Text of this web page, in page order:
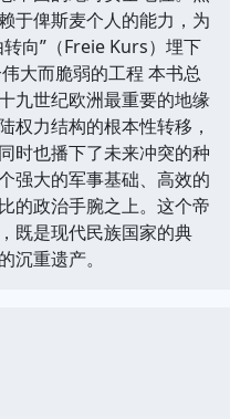
于俾斯麦个人的能力，为
向”（Freie Kurs）埋下
大而脆弱的工程 本书总
九世纪欧洲最重要的地缘
权力结构的根本性转移，
时也播下了未来冲突的种
强大的军事基础、高效的
的政治手腕之上。这个帝
既是现代民族国家的典
沉重遗产。